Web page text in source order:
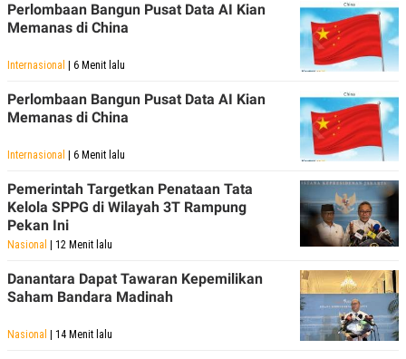
Perlombaan Bangun Pusat Data AI Kian
Memanas di China
Internasional | 6 Menit lalu
Perlombaan Bangun Pusat Data AI Kian
Memanas di China
Internasional | 6 Menit lalu
Pemerintah Targetkan Penataan Tata
Kelola SPPG di Wilayah 3T Rampung
Pekan Ini
Nasional | 12 Menit lalu
Danantara Dapat Tawaran Kepemilikan
Saham Bandara Madinah
Nasional | 14 Menit lalu